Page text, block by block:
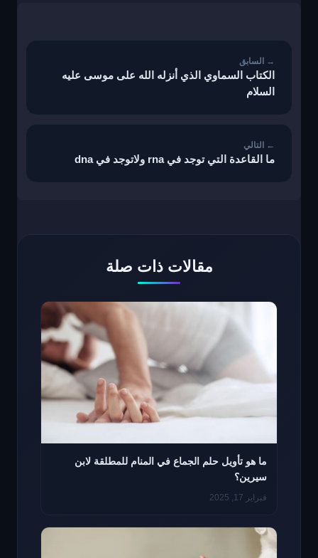
الكتاب السماوي الذي أنزله الله على موسى عليه
السلام
ما القاعدة التي توجد في rna ولاتوجد في dna
مقالات ذات صلة
ما هو تأويل حلم الجماع في المنام للمطلقة لابن
سيرين؟
فبراير 17, 2025